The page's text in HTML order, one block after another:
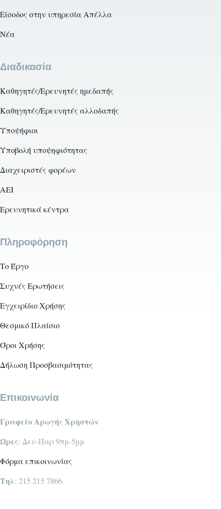
Είσοδος στην υπηρεσία Απέλλα
Νέα
Διαδικασία
Καθηγητές/Ερευνητές ημεδαπής
Καθηγητές/Ερευνητές αλλοδαπής
Υποψήφιοι
Υποβολή υποψηφιότητας
Διαχειριστές φορέων
AEI
Ερευνητικά κέντρα
Πληροφόρηση
Το Έργο
Συχνές Ερωτήσεις
Εγχειρίδιο Χρήσης
Θεσμικό Πλαίσιο
Όροι Χρήσης
Δήλωση Προσβασιμότητας
Επικοινωνία
Γραφείο Αρωγής Χρηστών
Ώρες: Δευ-Παρ 9πμ-5μμ
Φόρμα επικοινωνίας
Τηλ: 215 215 7866